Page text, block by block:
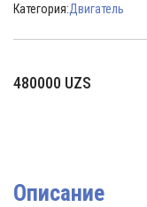
Категория:Двигатель
480000 UZS
Описание